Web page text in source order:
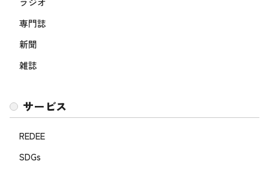
専門誌
新聞
雑誌
サービス
REDEE
SDGs